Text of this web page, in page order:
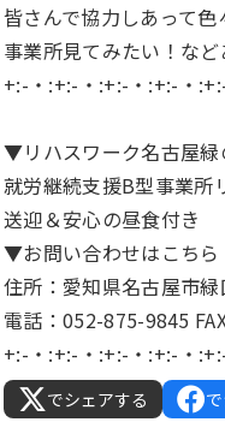
皆さんで協力しあって
事業所見てみたい！な
+:-・:+:-・:+:-・:+:-・
▼リハスワーク名古屋緑
就労継続支援B型事業所
送迎＆安心の昼食付き
▼お問い合わせはこちら
住所：愛知県名古屋市
電話：052-875-9845
+:-・:+:-・:+:-・:+:-・
でシェアする